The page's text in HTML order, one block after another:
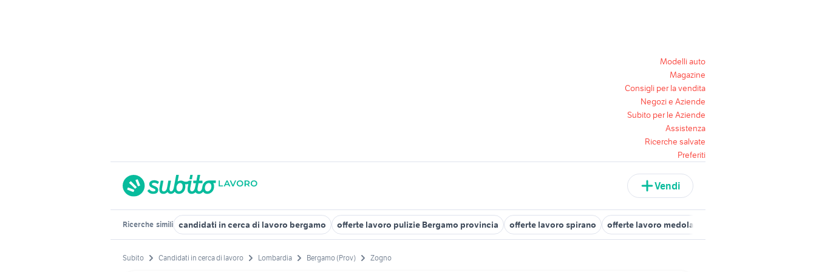
Modelli auto
Magazine
Consigli per la vendita
Negozi e Aziende
Subito per le Aziende
Assistenza
Ricerche salvate
Preferiti
Vendi
Ricerche simili candidati in cerca di lavoro bergamo offerte lavoro pulizie Bergamo provincia offerte lavoro spirano offerte lavoro medolago
Subito Candidati in cerca di lavoro Lombardia Bergamo (Prov) Zogno